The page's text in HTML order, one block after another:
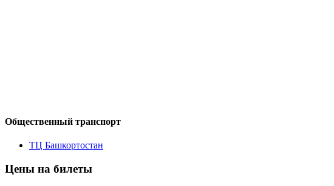
Общественный транспорт
ТЦ Башкортостан
Цены на билеты